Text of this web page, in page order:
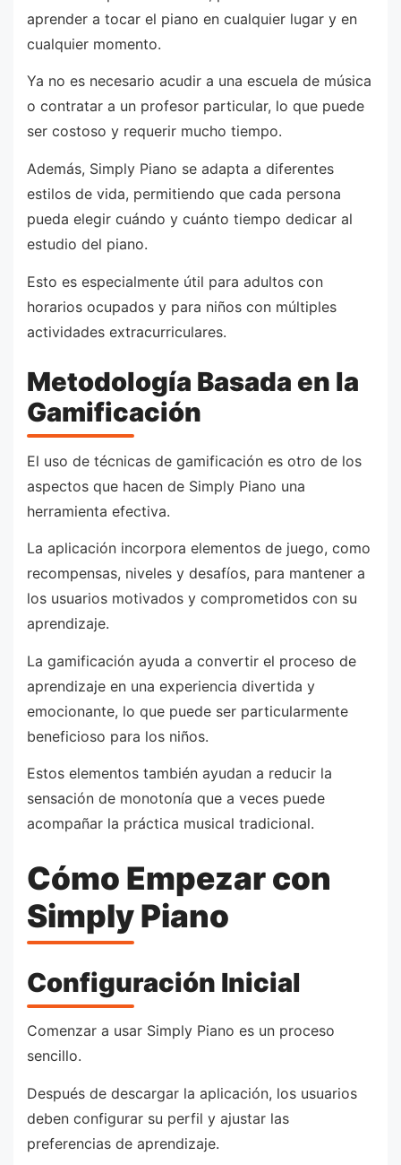
aprender a tocar el piano en cualquier lugar y en
cualquier momento.
Ya no es necesario acudir a una escuela de música
o contratar a un profesor particular, lo que puede
ser costoso y requerir mucho tiempo.
Además, Simply Piano se adapta a diferentes
estilos de vida, permitiendo que cada persona
pueda elegir cuándo y cuánto tiempo dedicar al
estudio del piano.
Esto es especialmente útil para adultos con
horarios ocupados y para niños con múltiples
actividades extracurriculares.
Metodología Basada en la
Gamificación
El uso de técnicas de gamificación es otro de los
aspectos que hacen de Simply Piano una
herramienta efectiva.
La aplicación incorpora elementos de juego, como
recompensas, niveles y desafíos, para mantener a
los usuarios motivados y comprometidos con su
aprendizaje.
La gamificación ayuda a convertir el proceso de
aprendizaje en una experiencia divertida y
emocionante, lo que puede ser particularmente
beneficioso para los niños.
Estos elementos también ayudan a reducir la
sensación de monotonía que a veces puede
acompañar la práctica musical tradicional.
Cómo Empezar con
Simply Piano
Configuración Inicial
Comenzar a usar Simply Piano es un proceso
sencillo.
Después de descargar la aplicación, los usuarios
deben configurar su perfil y ajustar las
preferencias de aprendizaje.